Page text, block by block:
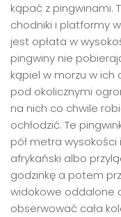
kąpać z pingwinami.
chodniki i platformy
jest opłata w
pingwiny nie
kąpiel w morzu w ich
pod okolicznymi
na nich co chwile
ochłodzić. Te
pół metra
afrykański albo
godzinkę a potem
widokowe oddalone
obserwować cała